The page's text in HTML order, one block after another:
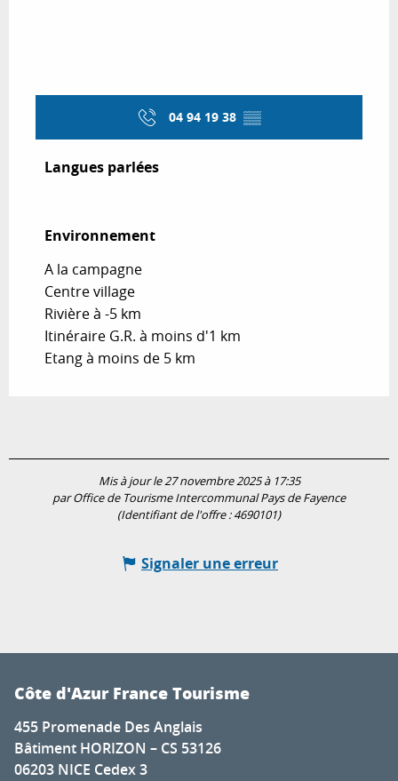
04 94 19 38 ▒▒
Langues parlées
Langues parlées
Environnement
Environnement
A la campagne
Centre village
Rivière à -5 km
Itinéraire G.R. à moins d'1 km
Etang à moins de 5 km
Mis à jour le 27 novembre 2025 à 17:35
par Office de Tourisme Intercommunal Pays de Fayence
(Identifiant de l'offre :4690101)
Signaler une erreur
Côte d'Azur France Tourisme
455 Promenade Des Anglais
Bâtiment HORIZON – CS 53126
06203 NICE Cedex 3